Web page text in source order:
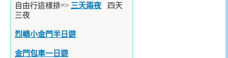
自由行這樣排=> 三天兩夜 四天
三夜
烈嶼小金門半日遊
金門包車一日遊